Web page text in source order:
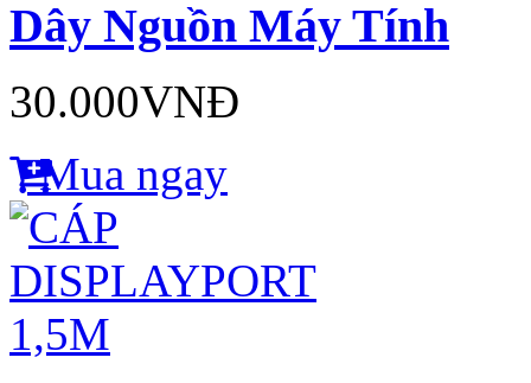
Dây Nguồn Máy Tính
30.000VNĐ
Mua ngay